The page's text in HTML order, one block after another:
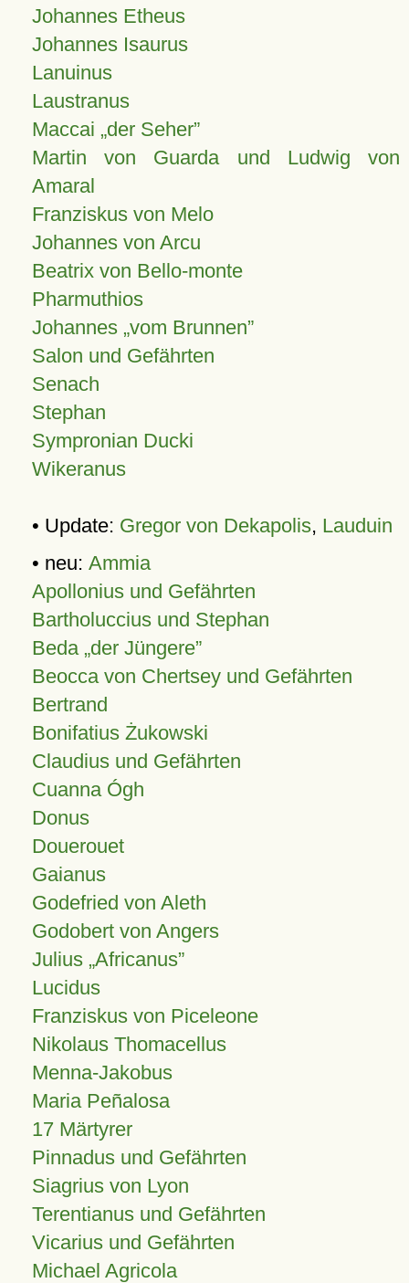
Johannes Etheus
Johannes Isaurus
Lanuinus
Laustranus
Maccai „der Seher”
Martin von Guarda und Ludwig von
Amaral
Franziskus von Melo
Johannes von Arcu
Beatrix von Bello-monte
Pharmuthios
Johannes vom Brunnen
Salon und Gefährten
Senach
Stephan
Sympronian Ducki
Wikeranus
• Update: Gregor von Dekapolis, Lauduin
• neu: Ammia
Apollonius und Gefährten
Bartholuccius und Stephan
Beda „der Jüngere”
Beocca von Chertsey und Gefährten
Bertrand
Bonifatius Żukowski
Claudius und Gefährten
Cuanna Ógh
Donus
Douerouet
Gaianus
Godefried von Aleth
Godobert von Angers
Julius Africanus
Lucidus
Franziskus von Piceleone
Nikolaus Thomacellus
Menna-Jakobus
Maria Peñalosa
17 Märtyrer
Pinnadus und Gefährten
Siagrius von Lyon
Terentianus und Gefährten
Vicarius und Gefährten
Michael Agricola